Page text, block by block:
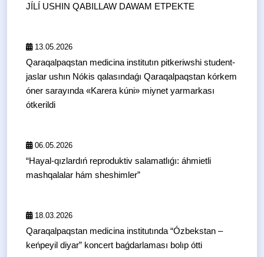
JÍLÍ USHIN QABILLAW DAWAM ETPEKTE
13.05.2026
Qaraqalpaqstan medicina institutın pitkeriwshi student-
jaslar ushın Nókis qalasındaǵı Qaraqalpaqstan kórkem
óner sarayında «Karera kúni» miynet yarmarkası
ótkerildi
06.05.2026
“Hayal-qızlardıń reproduktiv salamatlıǵı: áhmietli
mashqalalar hám sheshimler”
18.03.2026
Qaraqalpaqstan medicina institutında “Ózbekstan –
keńpeyil diyar” koncert baǵdarlaması bolıp ótti